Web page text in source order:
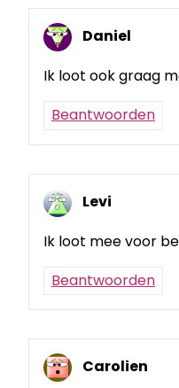
Daniel
Ik loot ook graag
Beantwoorden
Levi
Ik loot mee voor
Beantwoorden
Carolien